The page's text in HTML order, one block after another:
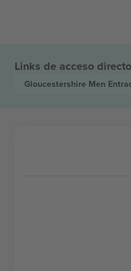
Links de acceso directo
Gloucestershire Men